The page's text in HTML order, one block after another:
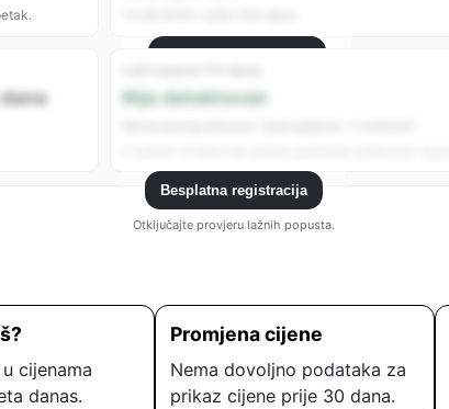
Registrujte se da vidite sve analitike.
Nije detektovan
Besplatna registracija
Otključajte provjeru lažnih popusta.
cijenama
danas.
Promjena cijene
Nema dovoljno podataka za
prikaz cijene prije 30 dana.